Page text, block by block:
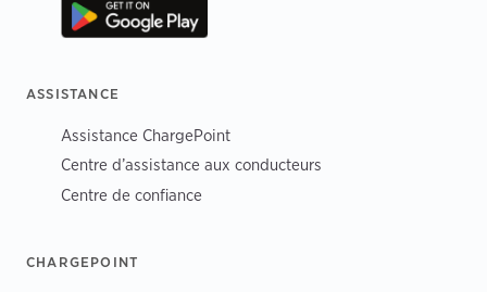
ASSISTANCE
Assistance ChargePoint
Centre d’assistance aux conducteurs
Centre de confiance
CHARGEPOINT